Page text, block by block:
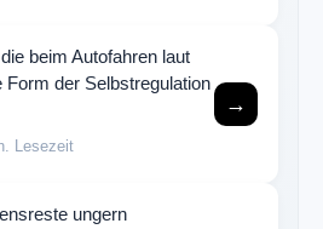
beim Autofahren laut
Form der Selbstregulation
Lesezeit
→
ungern